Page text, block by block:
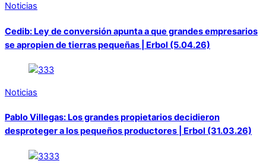
Noticias
Cedib: Ley de conversión apunta a que grandes empresarios
se apropien de tierras pequeñas | Erbol (5.04.26)
Noticias
Pablo Villegas: Los grandes propietarios decidieron
desproteger a los pequeños productores | Erbol (31.03.26)